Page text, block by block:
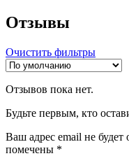
Отзывы
Очистить фильтры
Отзывов пока нет.
Будьте первым, кто
Ваш адрес email не будет
помечены *